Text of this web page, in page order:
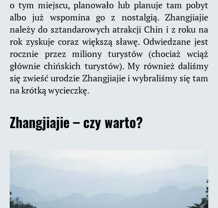
o tym miejscu, planowało lub planuje tam pobyt
albo już wspomina go z nostalgią. Zhangjiajie
należy do sztandarowych atrakcji Chin i z roku na
rok zyskuje coraz większą sławę. Odwiedzane jest
rocznie przez miliony turystów (chociaż wciąż
głównie chińskich turystów). My również daliśmy
się zwieść urodzie Zhangjiajie i wybraliśmy się tam
na krótką wycieczkę.
Zhangjiajie – czy warto?